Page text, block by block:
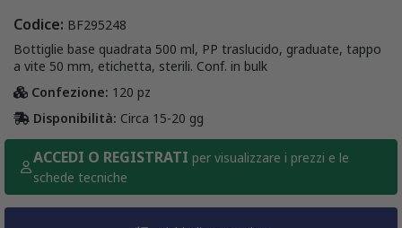
Codice: BF295248
Bottiglie base quadrata 500 ml, PP traslucido, graduate, tappo
a vite 50 mm, etichetta, sterili. Conf. in bulk
Confezione: 120 pz
Disponibilità: Circa 15-20 gg
ACCEDI O REGISTRATI per visualizzare i prezzi e le
schede tecniche